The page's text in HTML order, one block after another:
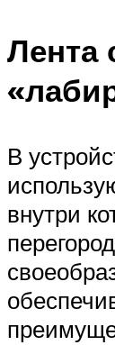
Лента
В
внутри